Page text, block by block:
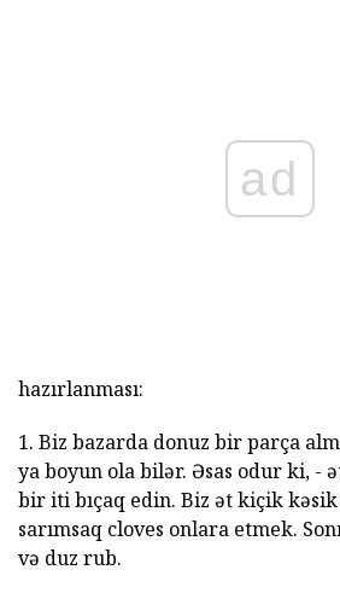
ad
hazırlanması:
1. Biz bazarda donuz bir parça
ya boyun ola bilər. Əsas odur ki, -
bir iti bıçaq edin. Biz ət kiçik
sarımsaq cloves onlara etmek.
və duz rub.